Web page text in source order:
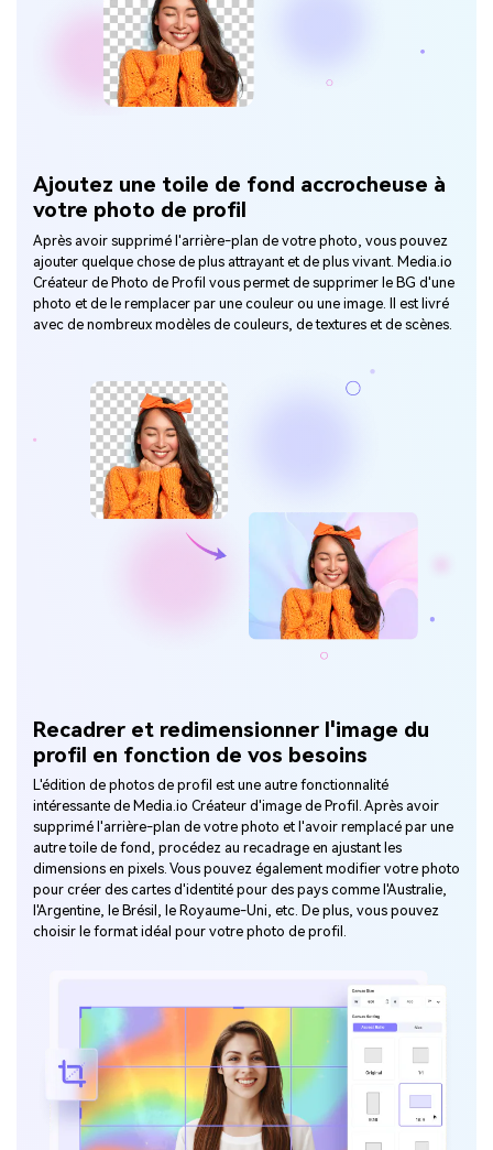
Ajoutez une toile de fond accrocheuse à
votre photo de profil
Après avoir supprimé l'arrière-plan de votre photo, vous pouvez
ajouter quelque chose de plus attrayant et de plus vivant. Media.io
Créateur de Photo de Profil vous permet de supprimer le BG d'une
photo et de le remplacer par une couleur ou une image. Il est livré
avec de nombreux modèles de couleurs, de textures et de scènes.
Recadrer et redimensionner l'image du
profil en fonction de vos besoins
L'édition de photos de profil est une autre fonctionnalité
intéressante de Media.io Créateur d'image de Profil. Après avoir
supprimé l'arrière-plan de votre photo et l'avoir remplacé par une
autre toile de fond, procédez au recadrage en ajustant les
dimensions en pixels. Vous pouvez également modifier votre photo
pour créer des cartes d'identité pour des pays comme l'Australie,
l'Argentine, le Brésil, le Royaume-Uni, etc. De plus, vous pouvez
choisir le format idéal pour votre photo de profil.